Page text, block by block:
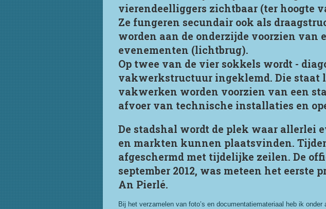
vierendeelliggers zichtbaar (ter hoogte
Ze fungeren secundair ook als
worden aan de onderzijde voorzien van
evenementen (lichtbrug).
Op twee van de vier sokkels wordt -
vakwerkstructuur ingeklemd. Die staat
vakwerken worden voorzien van een
afvoer van technische installaties en
De stadshal wordt de plek waar allerlei
en markten kunnen plaatsvinden.
afgeschermd met tijdelijke zeilen. De
september 2012, was meteen het eerste
An Pierlé.
Bij het verzamelen van foto’s en documentatiemateriaal heb ik